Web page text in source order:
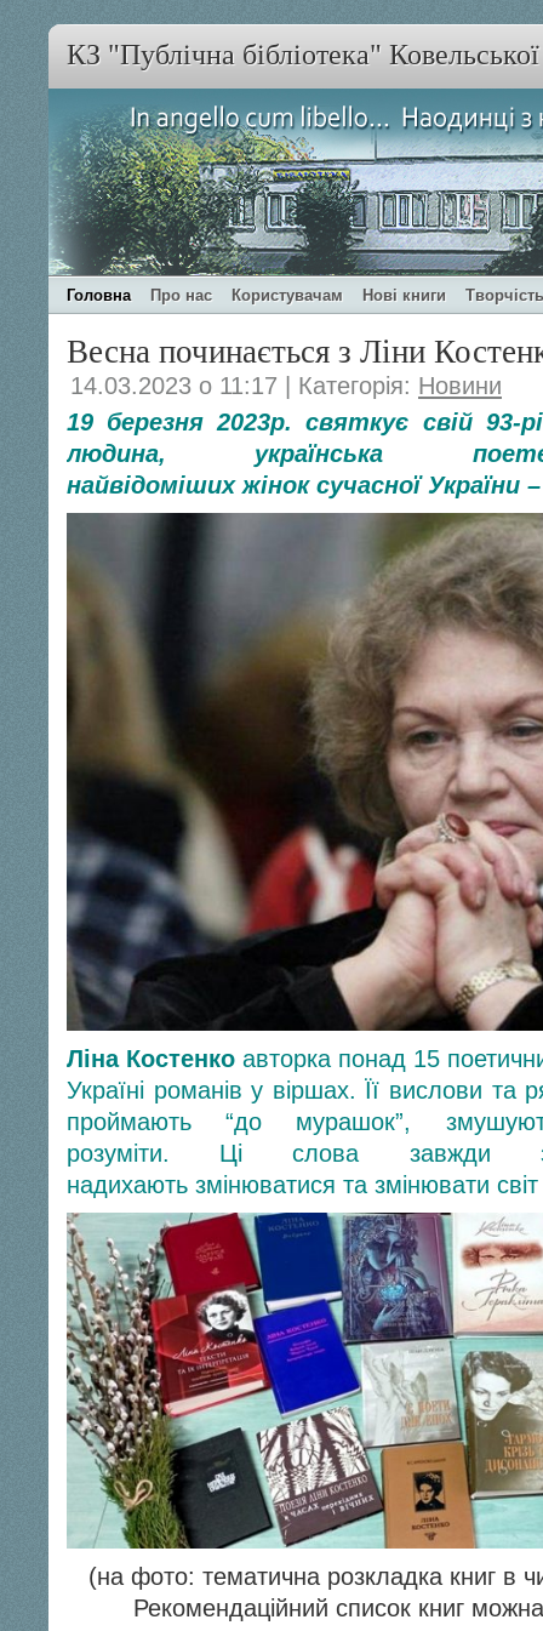
КЗ "Публічна бібліотека"
Головна Про нас Користувачам Нові книги
Весна починається з Ліни
14.03.2023 о 11:17 | Категорія: Новини
19 березня 2023р. святкує свій 93-
людина, українська
найвідоміших жінок сучасної України
Ліна Костенко авторка понад 15
Україні романів у віршах. Її вислови та
проймають “до мурашок”,
розуміти. Ці слова завжди
надихають змінюватися та змінювати
(на фото: тематична розкладка книг в
Рекомендаційний список книг